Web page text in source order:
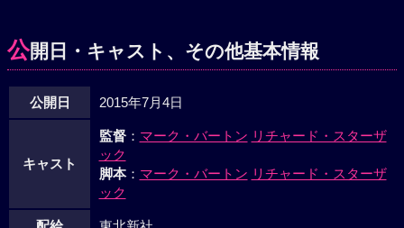
公開日・キャスト、その他基本情報
公開日 2015年7月4日
キャスト
監督： マーク・バートン リチャード・スターザ
ック
脚本： マーク・バートン リチャード・スターザ
ック